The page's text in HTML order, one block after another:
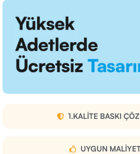
1.KALITE BASKI
UYGUN